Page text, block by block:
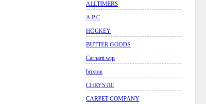
ALLTIMERS
A.P.C
HOCKEY
BUTTER GOODS
Carhartt wip
brixton
CHRYSTIE
CARPET COMPANY